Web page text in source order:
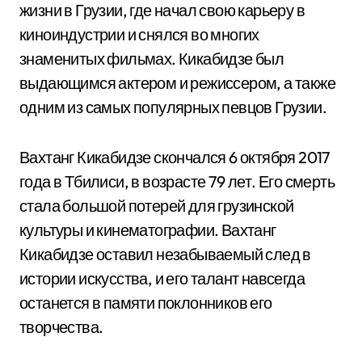
жизни в Грузии, где начал свою карьеру в
киноиндустрии и снялся во многих
знаменитых фильмах. Кикабидзе был
выдающимся актером и режиссером, а также
одним из самых популярных певцов Грузии.
Вахтанг Кикабидзе скончался 6 октября 2017
года в Тбилиси, в возрасте 79 лет. Его смерть
стала большой потерей для грузинской
культуры и кинематографии. Вахтанг
Кикабидзе оставил незабываемый след в
истории искусства, и его талант навсегда
останется в памяти поклонников его
творчества.